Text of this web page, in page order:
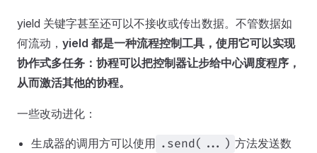
yield 关键字甚至还可以不接收或传出数据。不管数据如
何流动， yield 都是一种流程控制工具，使用它可以实现
协作式多任务：协程可以把控制器让步给中心调度程序，
从而激活其他的协程。
一些改动进化：
生成器的调用方可以使用 .send(...) 方法发送数